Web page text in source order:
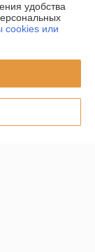
удобства
cookies или